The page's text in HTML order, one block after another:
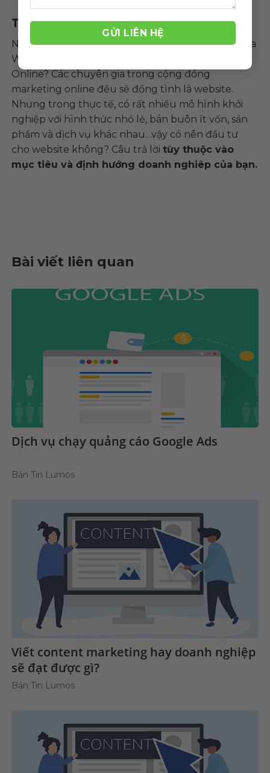
Tổng kết
Nếu bạn hỏi rằng nên lựa chọn hình thức nào giữa
Website và Fanpage để làm kênh Marketing
Online? Các chuyên gia trong cộng đồng
marketing online đều sẽ đồng tình là website.
Nhưng trong thực tế, có rất nhiều mô hình khởi
nghiệp với hình thức nhỏ lẻ, bán buôn ít vốn, sản
phẩm và dịch vụ khác nhau…vậy có nên đầu tư
cho website không? Câu trả lờitùy thuộc vào
mục tiêu và định hướng doanh nghiêp của bạn.
Bài viết liên quan
Dịch vụ chạy quảng cáo Google Ads
Bản Tin Lumos
Viết content marketing hay doanh nghiệp
sẽ đạt được gì?
Bản Tin Lumos